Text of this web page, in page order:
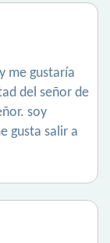
me gustaría
del señor de
soy
gusta salir a